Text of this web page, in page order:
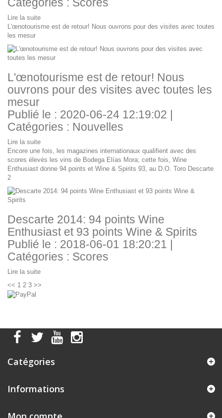
Lire la suite
L'œnotourisme est de retour! Nous ouvrons pour des visites avec toutes
les mesur
L'œnotourisme est de retour! Nous
ouvrons pour des visites avec toutes les
mesur
Publié le : 2020-06-24 12:19:02 |
Catégories : Nouvelles
Lire la suite
Encore une fois, les magazines internationaux qualifient avec des
scores élevés les vins de Bodega Elías Mora; cette fois, Wine
Enthusiast donne 94 points et Wine & Spirits 93, au D.O. Toro Descarte
2
Descarte 2014: 94 points Wine
Enthusiast et 93 points Wine & Spirits
Publié le : 2018-06-01 18:20:21 |
Catégories : Scores
Lire la suite
<< 1 2 3 >>
Catégories
Informations